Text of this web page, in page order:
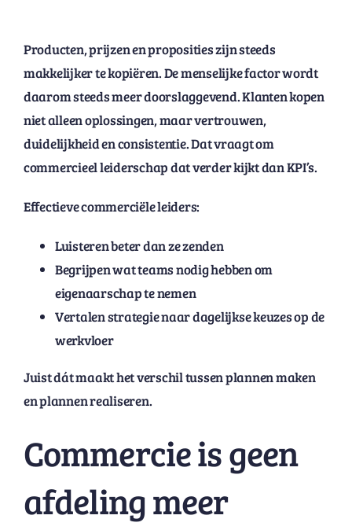
Producten, prijzen en proposities zijn steeds
makkelijker te kopiëren. De menselijke factor wordt
daarom steeds meer doorslaggevend. Klanten kopen
niet alleen oplossingen, maar vertrouwen,
duidelijkheid en consistentie. Dat vraagt om
commercieel leiderschap dat verder kijkt dan KPI’s.
Effectieve commerciële leiders:
Luisteren beter dan ze zenden
Begrijpen wat teams nodig hebben om
eigenaarschap te nemen
Vertalen strategie naar dagelijkse keuzes op de
werkvloer
Juist dát maakt het verschil tussen plannen maken
en plannen realiseren.
Commercie is geen
afdeling meer